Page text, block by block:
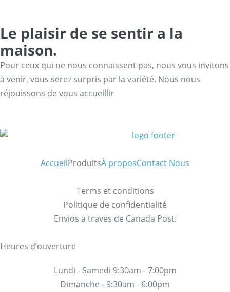
Le plaisir de se sentir a la
maison.
Pour ceux qui ne nous connaissent pas, nous vous invitons
à venir, vous serez surpris par la variété. Nous nous
réjouissons de vous accueillir
AccueilProduitsÀ proposContact Nous
Terms et conditions
Politique de confidentialité
Envios a traves de Canada Post.
Heures d’ouverture
Lundi - Samedi 9:30am - 7:00pm
Dimanche - 9:30am - 6:00pm